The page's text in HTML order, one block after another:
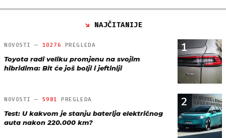
NAJČITANIJE
1
NOVOSTI — 10276 PREGLEDA
Toyota radi veliku promjenu na svojim
hibridima: Bit će još bolji i jeftiniji
2
NOVOSTI — 5981 PREGLEDA
Test: U kakvom je stanju baterija električnog
auta nakon 220.000 km?